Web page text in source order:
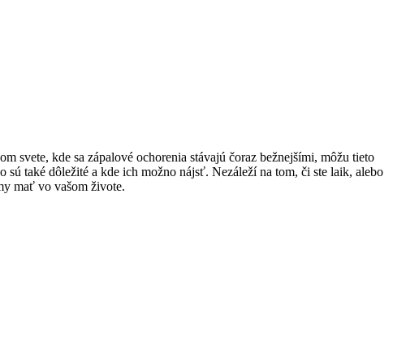
svete, kde sa zápalové ochorenia stávajú čoraz bežnejšími, môžu tieto
sú také dôležité a kde ich možno nájsť. Nezáleží na tom, či ste laik, alebo
mať vo vašom živote.